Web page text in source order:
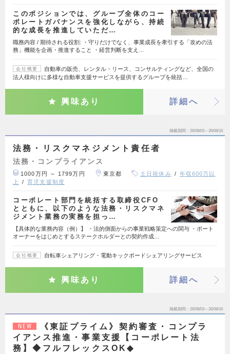
このポジションでは、グループ全体のコー
ポレートガバナンスを強化しながら、持続
的な成長を推進していただ…
職務内容 / 期待される役割: ・守りだけでなく、事業成長を牽引する「攻めの法
務」機能を企画・推進すること ・経営判断を支え…
会社概要
自動車の販売、レンタル・リース、コンサルティングなど、全国の
法人様向けに多様な自動車支援サービスを提供するグループを統括…
興味あり 詳細へ
掲載期間 26/08/03～26/08/16
法務・リスクマネジメント責任者
法務・コンプライアンス
1000万円 ～ 1799万円 東京都 土日祝休み
年収600万以
上
育児支援制度
コーポレート部門を統括する取締役CFO
とともに、以下のような法務・リスクマネ
ジメント業務の実務を担っ…
【具体的な業務内容（例）】 ・法的側面からの事業戦略策定への関与 ・ポート
オーナーをはじめとするステークホルダーとの契約作成…
会社概要 自転車シェアリング・電動キックボードシェアリングサービス
興味あり 詳細へ
掲載期間 26/08/03～26/08/16
NEW
《東証プライム》契約審査・コンプラ
イアンス推進・事業支援【コーポレート法
務】◆フルフレックスOK◆